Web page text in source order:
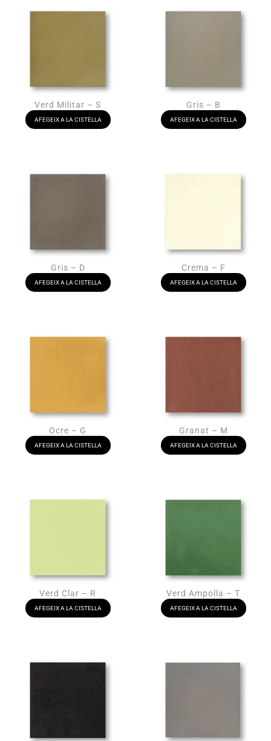
Verd Militar – S
AFEGEIX A LA CISTELLA
Gris – B
AFEGEIX A LA CISTELLA
Gris – D
AFEGEIX A LA CISTELLA
Crema – F
AFEGEIX A LA CISTELLA
Ocre – G
AFEGEIX A LA CISTELLA
Granat – M
AFEGEIX A LA CISTELLA
Verd Clar – R
AFEGEIX A LA CISTELLA
Verd Ampolla – T
AFEGEIX A LA CISTELLA